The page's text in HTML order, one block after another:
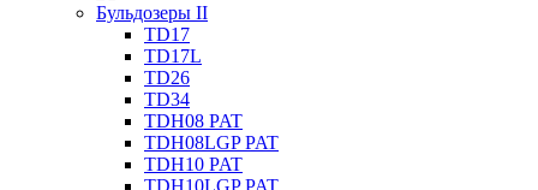
Бульдозеры II
TD17
TD17L
TD26
TD34
TDH08 PAT
TDH08LGP PAT
TDH10 PAT
TDH10LGP PAT